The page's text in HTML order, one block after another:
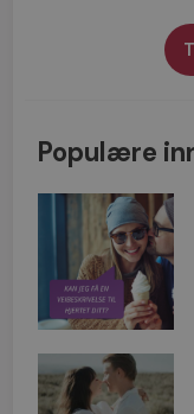
Populære